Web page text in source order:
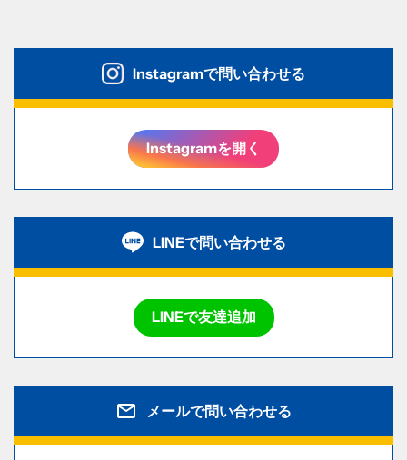
Instagramで問い合わせる
Instagramを開く
LINEで問い合わせる
LINEで友達追加
メールで問い合わせる